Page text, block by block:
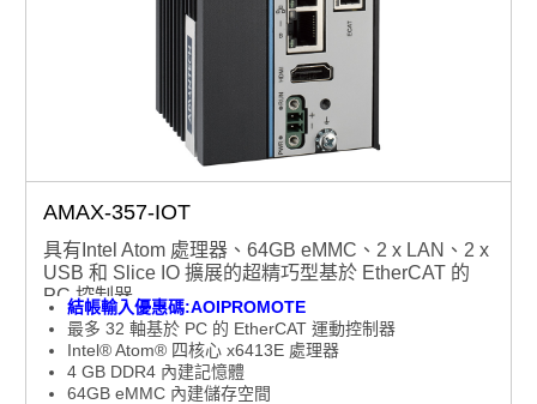
AMAX-357-IOT
具有Intel Atom 處理器、64GB eMMC、2 x LAN、2 x
USB 和 Slice IO 擴展的超精巧型基於 EtherCAT 的
PC 控制器
結帳輸入優惠碼:AOIPROMOTE
最多 32 軸基於 PC 的 EtherCAT 運動控制器
Intel® Atom® 四核心 x6413E 處理器
4 GB DDR4 內建記憶體
64GB eMMC 內建儲存空間